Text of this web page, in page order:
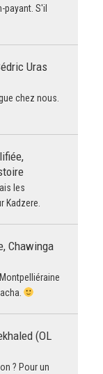
S'il
Uras
chez nous.
les
Kadzere.
Chawinga
(OL
? Pour un